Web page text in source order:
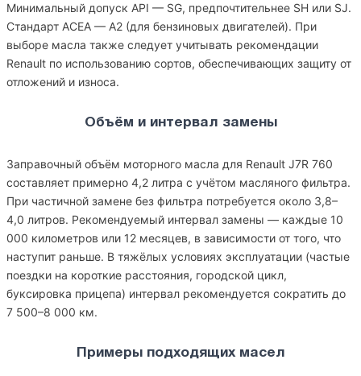
Минимальный допуск API — SG, предпочтительнее SH или SJ.
Стандарт ACEA — A2 (для бензиновых двигателей). При
выборе масла также следует учитывать рекомендации
Renault по использованию сортов, обеспечивающих защиту от
отложений и износа.
Объём и интервал замены
Заправочный объём моторного масла для Renault J7R 760
составляет примерно 4,2 литра с учётом масляного фильтра.
При частичной замене без фильтра потребуется около 3,8–
4,0 литров. Рекомендуемый интервал замены — каждые 10
000 километров или 12 месяцев, в зависимости от того, что
наступит раньше. В тяжёлых условиях эксплуатации (частые
поездки на короткие расстояния, городской цикл,
буксировка прицепа) интервал рекомендуется сократить до
7 500–8 000 км.
Примеры подходящих масел